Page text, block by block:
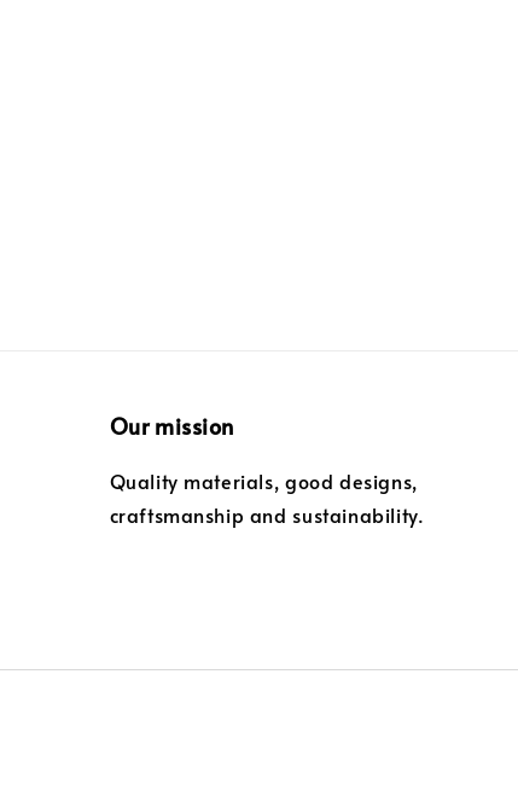
Our mission
Quality materials, good designs,
craftsmanship and sustainability.